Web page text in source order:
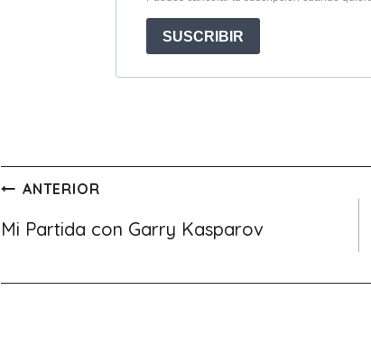
Navegación
de
ANTERIOR
Mi Partida con Garry Kasparov